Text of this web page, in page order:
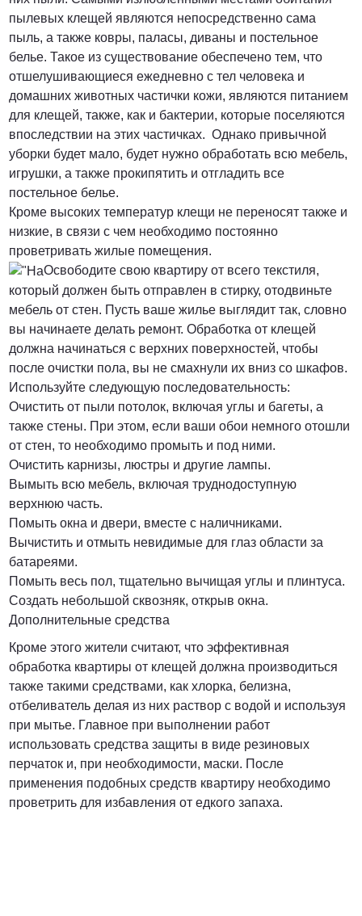
пылевых клещей являются непосредственно сама
пыль, а также ковры, паласы, диваны и постельное
белье. Такое из существование обеспечено тем, что
отшелушивающиеся ежедневно с тел человека и
домашних животных частички кожи, являются питанием
для клещей, также, как и бактерии, которые поселяются
впоследствии на этих частичках. Однако привычной
уборки будет мало, будет нужно обработать всю мебель,
игрушки, а также прокипятить и отгладить все
постельное белье.
Кроме высоких температур клещи не переносят также и
низкие, в связи с чем необходимо постоянно
проветривать жилые помещения.
Освободите свою квартиру от всего текстиля,
который должен быть отправлен в стирку, отодвиньте
мебель от стен. Пусть ваше жилье выглядит так, словно
вы начинаете делать ремонт. Обработка от клещей
должна начинаться с верхних поверхностей, чтобы
после очистки пола, вы не смахнули их вниз со шкафов.
Используйте следующую последовательность:
Очистить от пыли потолок, включая углы и багеты, а
также стены. При этом, если ваши обои немного отошли
от стен, то необходимо промыть и под ними.
Очистить карнизы, люстры и другие лампы.
Вымыть всю мебель, включая труднодоступную
верхнюю часть.
Помыть окна и двери, вместе с наличниками.
Вычистить и отмыть невидимые для глаз области за
батареями.
Помыть весь пол, тщательно вычищая углы и плинтуса.
Создать небольшой сквозняк, открыв окна.
Дополнительные средства
Кроме этого жители считают, что эффективная
обработка квартиры от клещей должна производиться
также такими средствами, как хлорка, белизна,
отбеливатель делая из них раствор с водой и используя
при мытье. Главное при выполнении работ
использовать средства защиты в виде резиновых
перчаток и, при необходимости, маски. После
применения подобных средств квартиру необходимо
проветрить для избавления от едкого запаха.